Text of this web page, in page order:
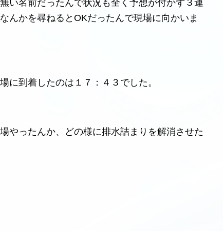
い名前だったんで状況も全く予想が付かず３連
んかを尋ねるとOKだったんで現場に向かいま
に到着したのは１７：４３でした。
やったんか、どの様に排水詰まりを解消させた